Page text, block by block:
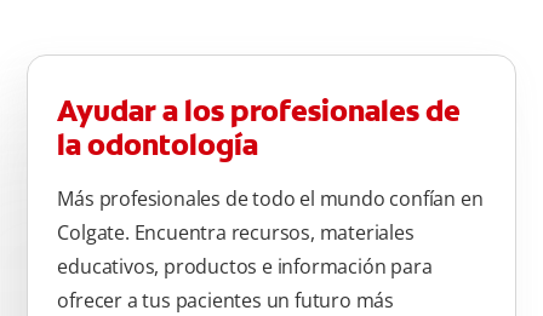
Ayudar a los profesionales de
la odontología
Más profesionales de todo el mundo confían en
Colgate. Encuentra recursos, materiales
educativos, productos e información para
ofrecer a tus pacientes un futuro más